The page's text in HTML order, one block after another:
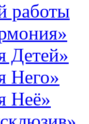
работы
Детей»
Него»
Неё»